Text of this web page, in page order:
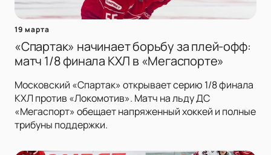
19 марта
«Спартак» начинает борьбу за плей-офф:
матч 1/8 финала КХЛ в «Мегаспорте»
Московский «Спартак» открывает серию 1/8 финала
КХЛ против «Локомотив». Матч на льду ДС
«Мегаспорт» обещает напряженный хоккей и полные
трибуны поддержки.